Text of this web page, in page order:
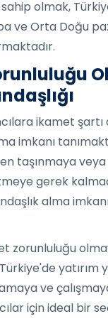
olmak,
ve Orta Doğu
ikamet şartı
imkanı
taşınmaya
gerek
alma
zorunluluğu
Türkiye'de
ve
için ideal bir